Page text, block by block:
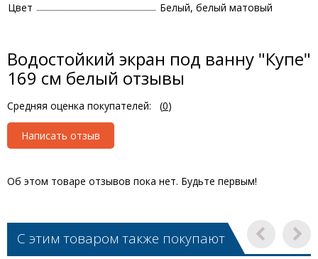
Цвет Белый, белый матовый
Водостойкий экран под ванну "Купе"
169 см белый отзывы
Средняя оценка покупателей: (0)
Написать отзыв
Об этом товаре отзывов пока нет. Будьте первым!
С этим товаром также покупают